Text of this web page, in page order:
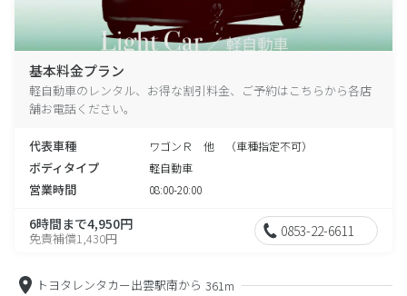
基本料金プラン
軽自動車のレンタル、お得な割引料金、ご予約はこちらから各店
舗お電話ください。
代表車種 ワゴンＲ 他 （車種指定不可）
ボディタイプ 軽自動車
営業時間 08:00-20:00
6時間まで4,950円
免責補償1,430円 0853-22-6611
トヨタレンタカー出雲駅南から 361m